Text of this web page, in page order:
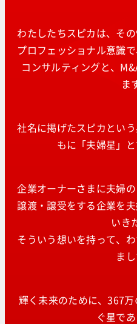
わたしたちスピカは、そ
プロフェッショナル意識
コンサルティングと、
ま
社名に掲げたスピカとい
もに「夫婦星」
企業オーナーさまに夫婦
譲渡・譲受をする企業を
いき
そういう想いを持って、
まし
輝く未来のために、367
ぐ星であ